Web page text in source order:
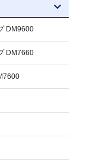
DM9600
DM7660